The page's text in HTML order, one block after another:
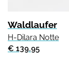
Waldlaufer
H-Dilara Notte
€ 139.95